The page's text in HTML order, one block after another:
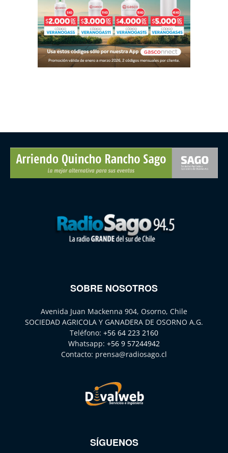
SOBRE NOSOTROS
Avenida Juan Mackenna 904, Osorno, Chile
SOCIEDAD AGRICOLA Y GANADERA DE OSORNO A.G.
Teléfono: +56 64 223 2160
Whatsapp: +56 9 57244942
Contacto: prensa@radiosago.cl
SÍGUENOS